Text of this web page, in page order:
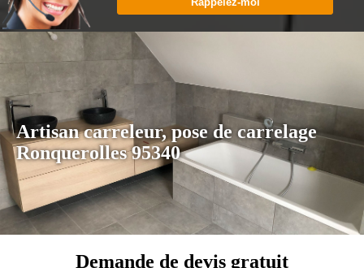
Artisan carreleur, pose de carrelage
Ronquerolles 95340
Demande de devis gratuit